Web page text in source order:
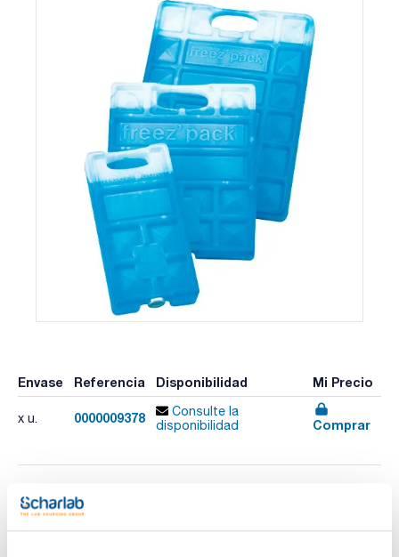
Envase Referencia Disponibilidad Mi Precio
x u. 0000009378
Consulte la
disponibilidad
Comprar
Imprimir ficha de
Características